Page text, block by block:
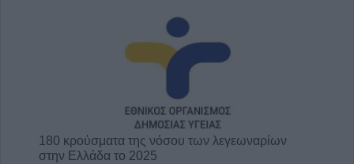
180 κρούσματα της νόσου των λεγεωναρίων
στην Ελλάδα το 2025